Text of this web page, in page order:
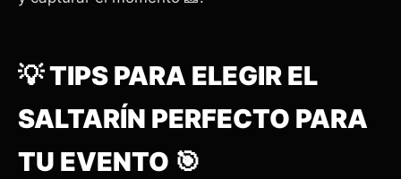
💡 TIPS PARA ELEGIR EL
SALTARÍN PERFECTO PARA
TU EVENTO 🎯